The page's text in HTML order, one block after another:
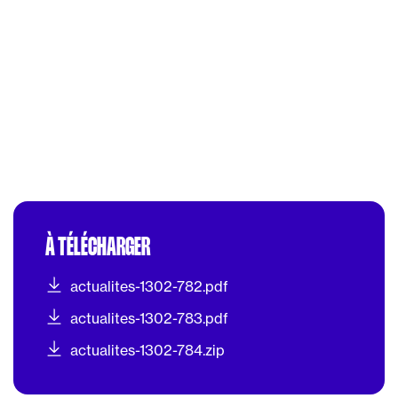
À TÉLÉCHARGER
actualites-1302-782.pdf
actualites-1302-783.pdf
actualites-1302-784.zip